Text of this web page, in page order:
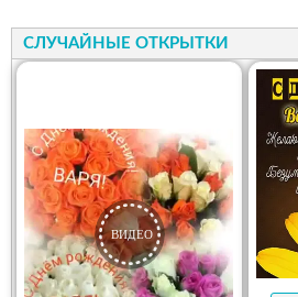
СЛУЧАЙНЫЕ ОТКРЫТКИ